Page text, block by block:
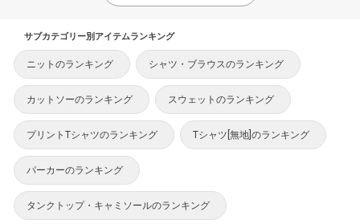
サブカテゴリー別アイテムランキング
ニットのランキング シャツ・ブラウスのランキング
カットソーのランキング スウェットのランキング
プリントTシャツのランキング Tシャツ[無地]のランキング
パーカーのランキング
タンクトップ・キャミソールのランキング